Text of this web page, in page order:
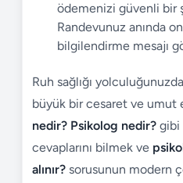
ödemenizi güvenli bir
Randevunuz anında
bilgilendirme mesajı
Ruh sağlığı
büyük bir cesaret ve umut
nedir? Psikolog nedir? gibi
cevaplarını bilmek ve
alınır? sorusunun modern